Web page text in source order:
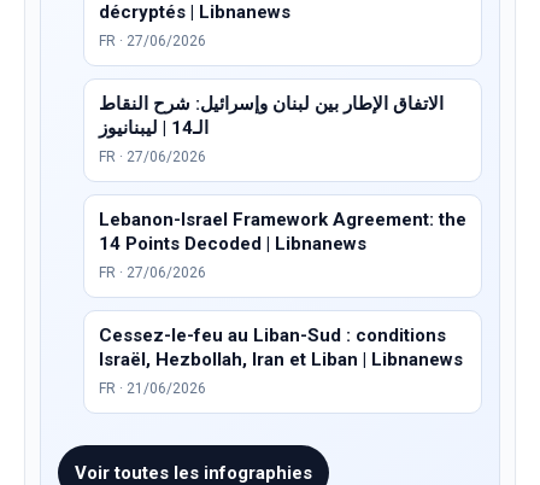
décryptés | Libnanews
FR · 27/06/2026
الاتفاق الإطار بين لبنان وإسرائيل: شرح النقاط
الـ14 | ليبنانيوز
FR · 27/06/2026
Lebanon-Israel Framework Agreement: the
14 Points Decoded | Libnanews
FR · 27/06/2026
Cessez-le-feu au Liban-Sud : conditions
Israël, Hezbollah, Iran et Liban | Libnanews
FR · 21/06/2026
Voir toutes les infographies